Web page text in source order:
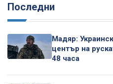
Последни
Мадяр:
център на
48 часа